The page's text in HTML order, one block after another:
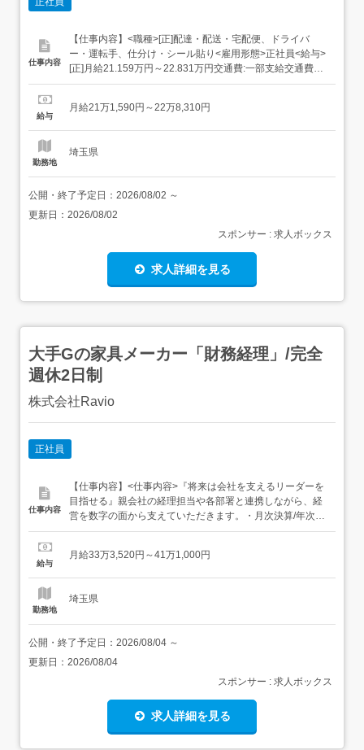
仕事内容
【仕事内容】<職種>[正]配達・配送・宅配便、ドライバ
ー・運転手、仕分け・シール貼り<雇用形態>正社員<給与>
[正]月給21.159万円～22.831万円交通費:一部支給交通費
(月上限5万円)昇給年1回賞与年2回(7月/12月 賞与4.5ヶ月実
デル月収・年収<所沢市内勤務>30歳/残業25H/扶養家...
給与
月給21万1,590円～22万8,310円
勤務地
埼玉県
公開・終了予定日： 2026/08/02 ～
更新日： 2026/08/02
スポンサー : 求人ボックス
求人詳細を見る
大手Gの家具メーカー「財務経理」/完全
週休2日制
株式会社Ravio
正社員
仕事内容
【仕事内容】<仕事内容>『将来は会社を支えるリーダーを
目指せる』親会社の経理担当や各部署と連携しながら、経
営を数字の面から支えていただきます。・月次決算/年次決
算業務└税計算は親会社が対応のため、税前までを担当し
算作成/予実管理のサポート・経営数字(実績/見込み/予算)の
給与
月給33万3,520円～41万1,000円
勤務地
埼玉県
公開・終了予定日： 2026/08/04 ～
更新日： 2026/08/04
スポンサー : 求人ボックス
求人詳細を見る